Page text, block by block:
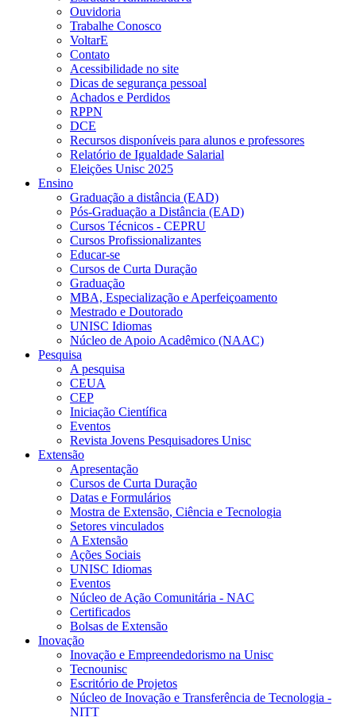
Ouvidoria
Trabalhe Conosco
VoltarE
Contato
Acessibilidade no site
Dicas de segurança pessoal
Achados e Perdidos
RPPN
DCE
Recursos disponíveis para alunos e professores
Relatório de Igualdade Salarial
Eleições Unisc 2025
Ensino
Graduação a distância (EAD)
Pós-Graduação a Distância (EAD)
Cursos Técnicos - CEPRU
Cursos Profissionalizantes
Educar-se
Cursos de Curta Duração
Graduação
MBA, Especialização e Aperfeiçoamento
Mestrado e Doutorado
UNISC Idiomas
Núcleo de Apoio Acadêmico (NAAC)
Pesquisa
A pesquisa
CEUA
CEP
Iniciação Científica
Eventos
Revista Jovens Pesquisadores Unisc
Extensão
Apresentação
Cursos de Curta Duração
Datas e Formulários
Mostra de Extensão, Ciência e Tecnologia
Setores vinculados
A Extensão
Ações Sociais
UNISC Idiomas
Eventos
Núcleo de Ação Comunitária - NAC
Certificados
Bolsas de Extensão
Inovação
Inovação e Empreendedorismo na Unisc
Tecnounisc
Escritório de Projetos
Núcleo de Inovação e Transferência de Tecnologia -
NITT